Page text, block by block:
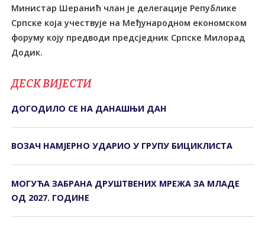
Министар Шеранић члан је делегације Републике
Српске која учествује на Међународном економском
форуму коју предводи предсједник Српске Милорад
Додик.
ДЕСК ВИЈЕСТИ
ДОГОДИЛО СЕ НА ДАНАШЊИ ДАН
ВОЗАЧ НАМЈЕРНО УДАРИО У ГРУПУ БИЦИКЛИСТА
МОГУЋА ЗАБРАНА ДРУШТВЕНИХ МРЕЖА ЗА МЛАДЕ
ОД 2027. ГОДИНЕ